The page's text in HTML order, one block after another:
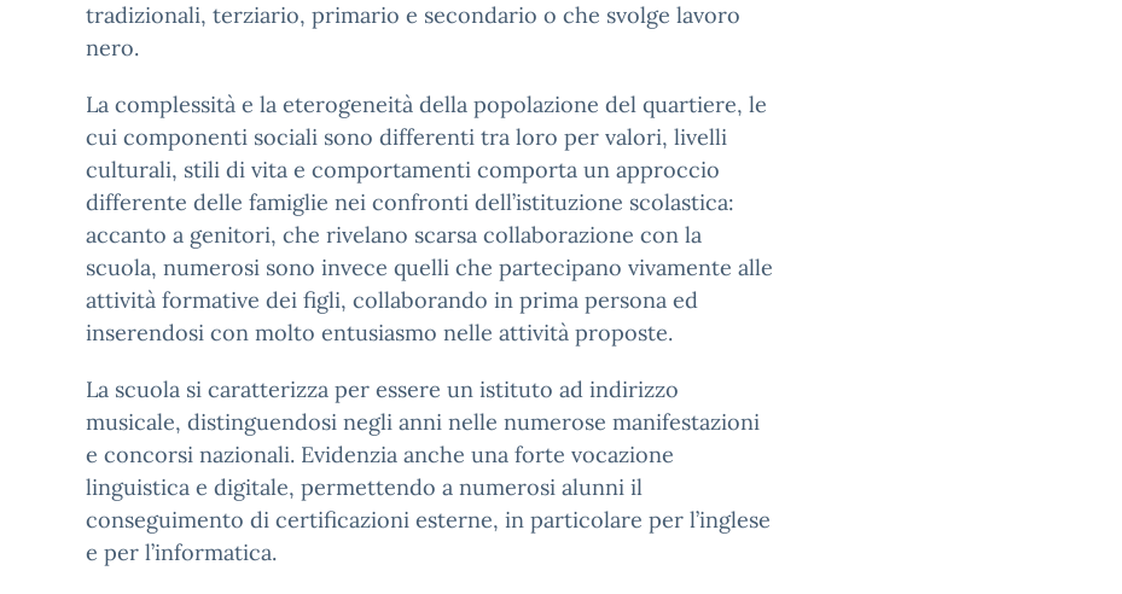
tradizionali, terziario, primario e secondario o che svolge lavoro
nero.
La complessità e la eterogeneità della popolazione del quartiere, le
cui componenti sociali sono differenti tra loro per valori, livelli
culturali, stili di vita e comportamenti comporta un approccio
differente delle famiglie nei confronti dell’istituzione scolastica:
accanto a genitori, che rivelano scarsa collaborazione con la
scuola, numerosi sono invece quelli che partecipano vivamente alle
attività formative dei figli, collaborando in prima persona ed
inserendosi con molto entusiasmo nelle attività proposte.
La scuola si caratterizza per essere un istituto ad indirizzo
musicale, distinguendosi negli anni nelle numerose manifestazioni
e concorsi nazionali. Evidenzia anche una forte vocazione
linguistica e digitale, permettendo a numerosi alunni il
conseguimento di certificazioni esterne, in particolare per l’inglese
e per l’informatica.